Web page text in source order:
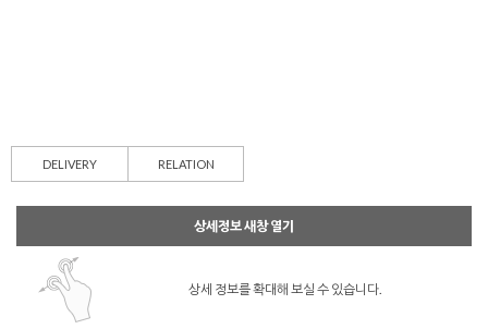
DELIVERY RELATION
상세정보 새창 열기
상세 정보를 확대해 보실 수 있습니다.